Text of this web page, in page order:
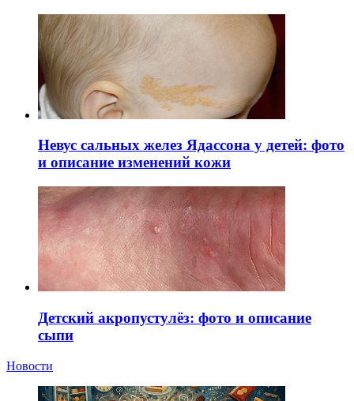
Невус сальных желез Ядассона у детей: фото
и описание изменений кожи
Детский акропустулёз: фото и описание
сыпи
Новости